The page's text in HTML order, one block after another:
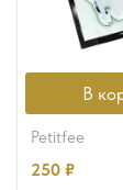
В
petitfee
250 ₽